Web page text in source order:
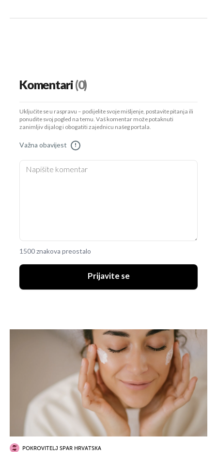
Komentari(0)
Uključite se u raspravu – podijelite svoje mišljenje, postavite pitanja ili
ponudite svoj pogled na temu. Vaš komentar može potaknuti
zanimljiv dijalog i obogatiti zajednicu našeg portala.
Važna obavijest !
1500 znakova preostalo
Prijavite se
POKROVITELJ SPAR HRVATSKA